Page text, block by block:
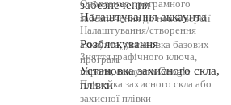
забезпечення
Оновлення програмного
забезпечення до нової версії
Налаштування аккаунта
Налаштування/створення
аккаунта, установка базових
програм
Розблокування
Зняття графічного ключа,
пароля, аккаунта Google
Установка захисного скла,
плівки
Поклейка захисного скла або
захисної плівки